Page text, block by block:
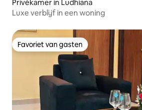
Privékamer in Ludhiana
Luxe verblijf in een woning
Favoriet van gasten
Favoriet van gasten